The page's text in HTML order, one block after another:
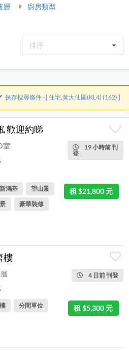
層
廚房類型
排序
保存搜尋條件 - [ 住宅,黃大仙區(KL4) (162) ]
歡迎約睇
19 小時前 刊
登
室
租 $21,800 元
新鴻基
望山景
豪華裝修
樓
4 日前 刊登
租 $5,300 元
分間單位